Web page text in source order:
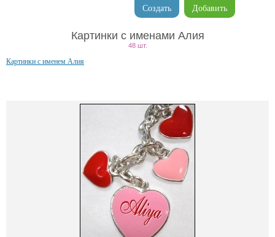
Добавить
Создать
Картинки с именами Алия
48 шт.
Картинки с именем Алия